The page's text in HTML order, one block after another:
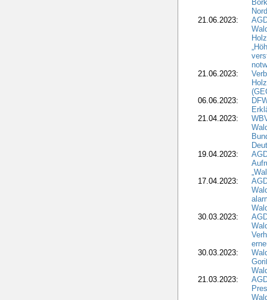
21.06.2023:
21.06.2023:
06.06.2023:
21.04.2023:
19.04.2023:
17.04.2023:
30.03.2023:
30.03.2023:
21.03.2023: